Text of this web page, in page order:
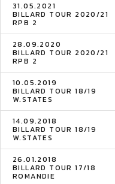
31.05.2021
BILLARD TOUR 2020/21
RPB 2
28.09.2020
BILLARD TOUR 2020/21
RPB 2
10.05.2019
BILLARD TOUR 18/19
W.STATES
14.09.2018
BILLARD TOUR 18/19
W.STATES
26.01.2018
BILLARD TOUR 17/18
ROMANDIE